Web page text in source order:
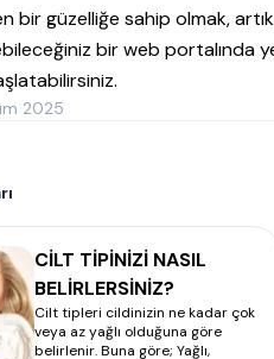
bir güzelliğe sahip olmak,
bir web portalında
2025
CİLT TİPİNİZİ NASIL
BELİRLERSİNİZ?
Cilt tipleri cildinizin ne kadar çok
veya az yağlı olduğuna göre
belirlenir. Buna göre; Yağlı,